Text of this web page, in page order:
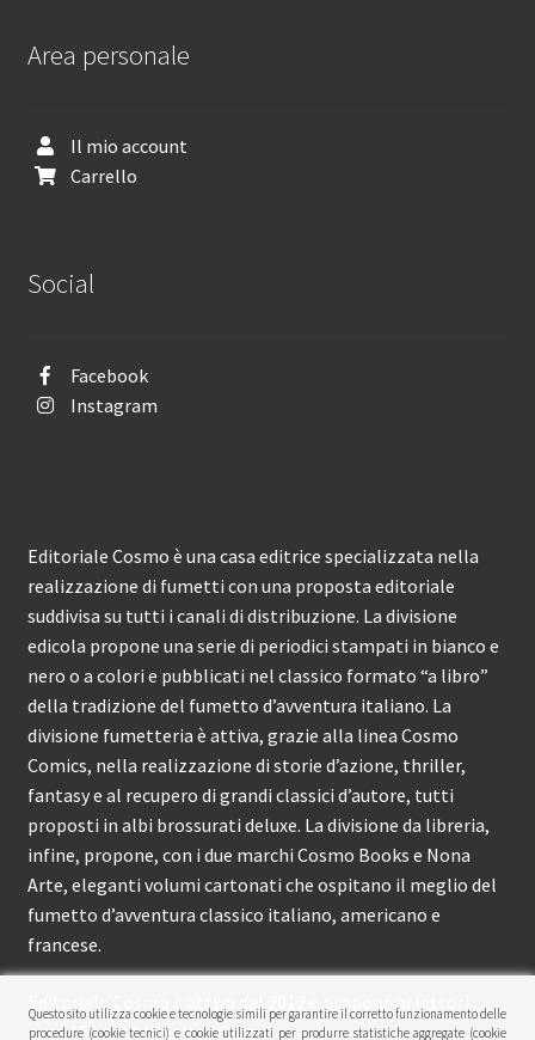
Area personale
Il mio account
Carrello
Social
Facebook
Instagram
Editoriale Cosmo è una casa editrice specializzata nella
realizzazione di fumetti con una proposta editoriale
suddivisa su tutti i canali di distribuzione. La divisione
edicola propone una serie di periodici stampati in bianco e
nero o a colori e pubblicati nel classico formato “a libro”
della tradizione del fumetto d’avventura italiano. La
divisione fumetteria è attiva, grazie alla linea Cosmo
Comics, nella realizzazione di storie d’azione, thriller,
fantasy e al recupero di grandi classici d’autore, tutti
proposti in albi brossurati deluxe. La divisione da libreria,
infine, propone, con i due marchi Cosmo Books e Nona
Arte, eleganti volumi cartonati che ospitano il meglio del
fumetto d’avventura classico italiano, americano e
francese.
circa 150 pubblicazioni l’anno.
Questo sito utilizza cookie e tecnologie simili per garantire il corretto funzionamento delle
procedure (cookie tecnici) e cookie utilizzati per produrre statistiche aggregate (cookie